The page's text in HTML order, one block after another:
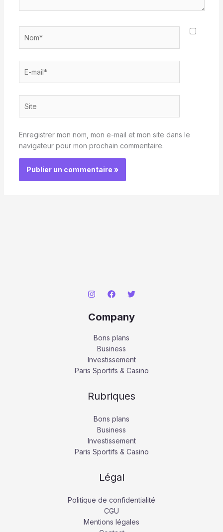
mail*
Enregistrer mon nom, mon e-mail et mon site dans le
navigateur pour mon prochain commentaire.
Company
Bons plans
Business
Investissement
Paris Sportifs & Casino
Rubriques
Bons plans
Business
Investissement
Paris Sportifs & Casino
Légal
Politique de confidentialité
CGU
Mentions légales